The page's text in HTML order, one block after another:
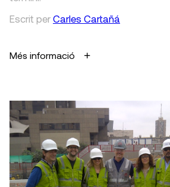
Escrit per Carles Cartañá
Més informació